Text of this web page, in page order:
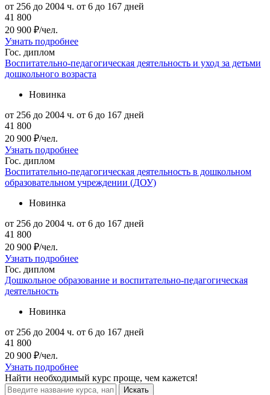
от 256 до 2004 ч. от 6 до 167 дней
41 800
20 900 ₽/чел.
Узнать подробнее
Гос. диплом
Воспитательно-педагогическая деятельность и уход за детьми
дошкольного возраста
Новинка
от 256 до 2004 ч. от 6 до 167 дней
41 800
20 900 ₽/чел.
Узнать подробнее
Гос. диплом
Воспитательно-педагогическая деятельность в дошкольном
образовательном учреждении (ДОУ)
Новинка
от 256 до 2004 ч. от 6 до 167 дней
41 800
20 900 ₽/чел.
Узнать подробнее
Гос. диплом
Дошкольное образование и воспитательно-педагогическая
деятельность
Новинка
от 256 до 2004 ч. от 6 до 167 дней
41 800
20 900 ₽/чел.
Узнать подробнее
Найти необходимый курс проще, чем кажется!
Искать